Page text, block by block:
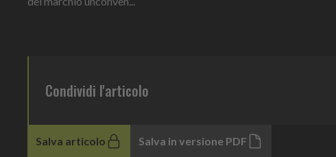
Condividi l'articolo
Salva articolo Salva in versione PDF